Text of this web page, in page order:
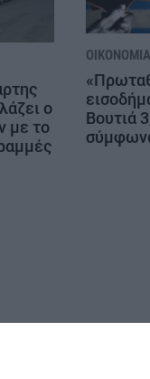
ο
με το
ΟΙΚΟΝΟΜΊΑ
Βουτιά